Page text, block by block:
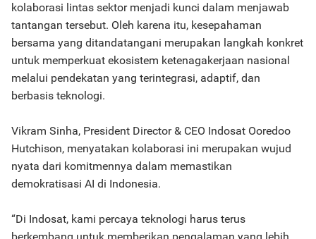
kolaborasi lintas sektor menjadi kunci dalam menjawab
tantangan tersebut. Oleh karena itu, kesepahaman
bersama yang ditandatangani merupakan langkah konkret
untuk memperkuat ekosistem ketenagakerjaan nasional
melalui pendekatan yang terintegrasi, adaptif, dan
berbasis teknologi.
Vikram Sinha, President Director & CEO Indosat Ooredoo
Hutchison, menyatakan kolaborasi ini merupakan wujud
nyata dari komitmennya dalam memastikan
demokratisasi AI di Indonesia.
“Di Indosat, kami percaya teknologi harus terus